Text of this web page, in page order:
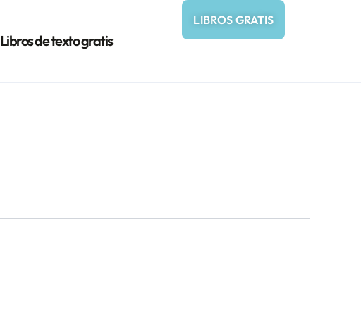
Libros de texto gratis
LIBROS GRATIS